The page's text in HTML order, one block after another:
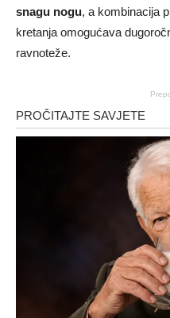
snagu nogu, a kombinacija
kretanja omogućava
ravnoteže.